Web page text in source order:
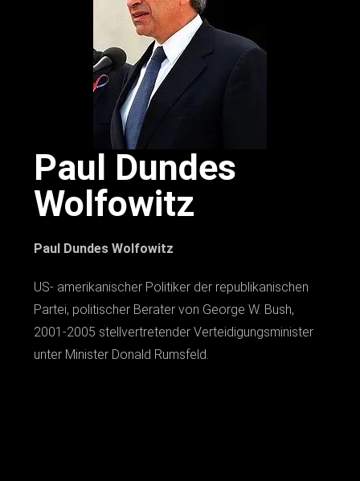
Paul Dundes
Wolfowitz
Paul Dundes Wolfowitz
US- amerikanischer Politiker der republikanischen
Partei, politischer Berater von George W. Bush,
2001-2005 stellvertretender Verteidigungsminister
unter Minister Donald Rumsfeld.